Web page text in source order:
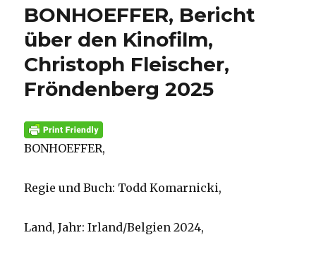
BONHOEFFER, Bericht
über den Kinofilm,
Christoph Fleischer,
Fröndenberg 2025
BONHOEFFER,
Regie und Buch: Todd Komarnicki,
Land, Jahr: Irland/Belgien 2024,